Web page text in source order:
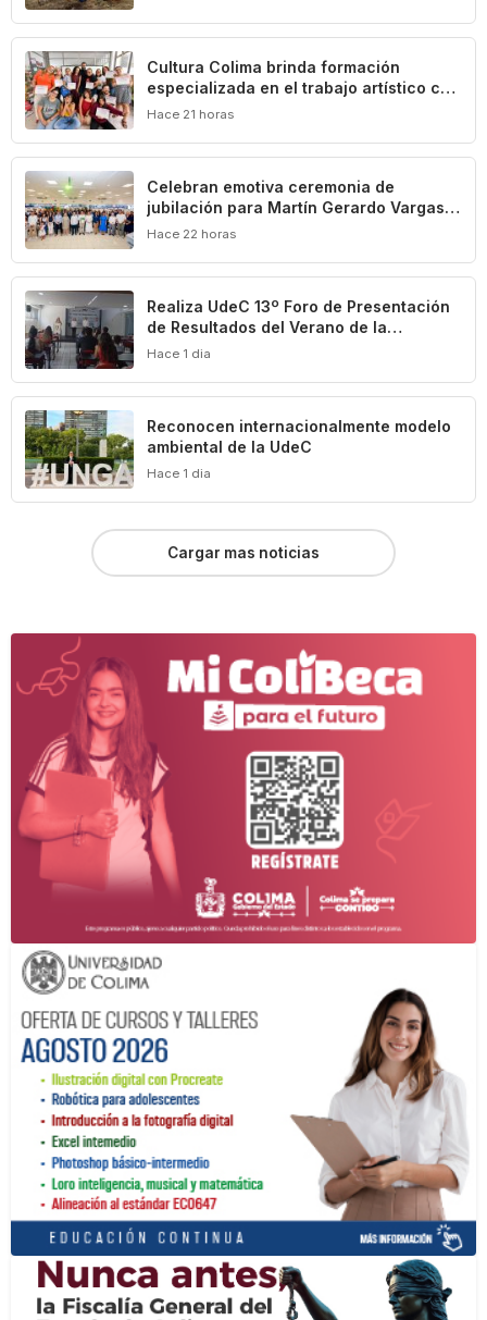
Cultura Colima brinda formación
especializada en el trabajo artístico con
las primeras infancias
Hace 21 horas
Celebran emotiva ceremonia de
jubilación para Martín Gerardo Vargas
Elizondo
Hace 22 horas
Realiza UdeC 13º Foro de Presentación
de Resultados del Verano de la
Investigación
Hace 1 dia
Reconocen internacionalmente modelo
ambiental de la UdeC
Hace 1 dia
Cargar mas noticias